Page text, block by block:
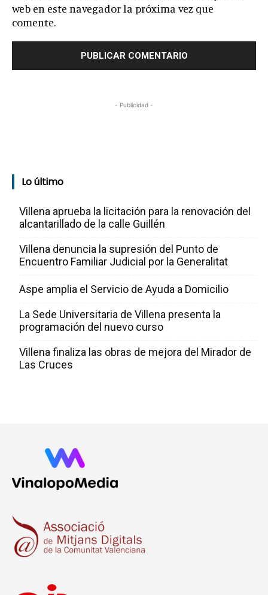
web en este navegador la próxima vez que
comente.
- Publicidad -
Lo último
Villena aprueba la licitación para la renovación del
alcantarillado de la calle Guillén
Villena denuncia la supresión del Punto de
Encuentro Familiar Judicial por la Generalitat
Aspe amplia el Servicio de Ayuda a Domicilio
La Sede Universitaria de Villena presenta la
programación del nuevo curso
Villena finaliza las obras de mejora del Mirador de
Las Cruces